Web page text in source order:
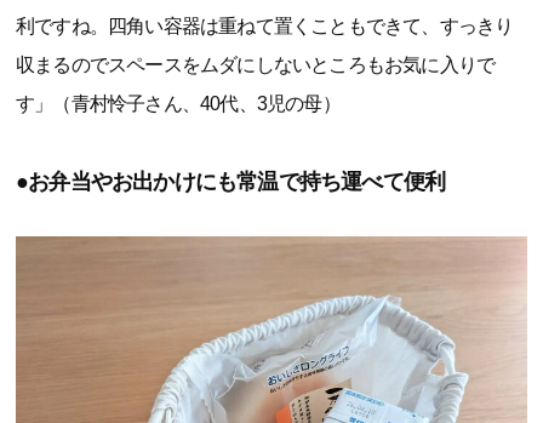
利ですね。四角い容器は重ねて置くこともできて、すっきり
収まるのでスペースをムダにしないところもお気に入りで
す」（青村怜子さん、40代、3児の母）
●お弁当やお出かけにも常温で持ち運べて便利